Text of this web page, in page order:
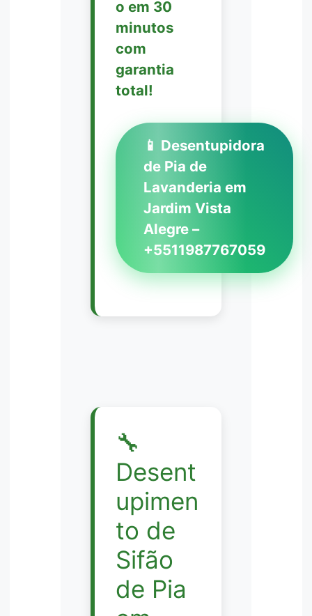
o em 30
minutos
com
garantia
total!
📱 Desentupidora
de Pia de
Lavanderia em
Jardim Vista
Alegre –
+5511987767059
🔧
Desent
upimen
to de
Sifão
de Pia